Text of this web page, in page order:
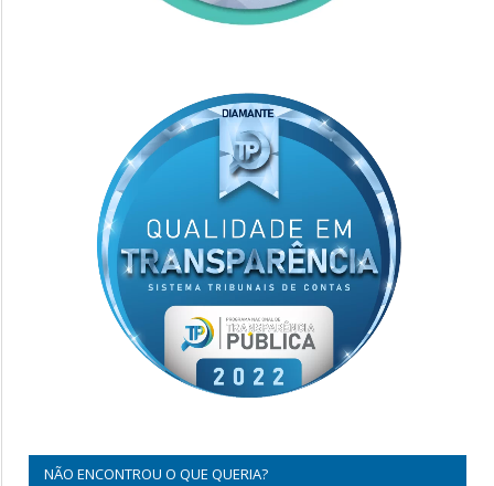
NÃO ENCONTROU O QUE QUERIA?